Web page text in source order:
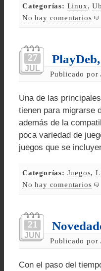
Categorías: Linux,
No hay comentarios
27
JUL
Publicado por
Una de las
tienen para migrarse
además de la
poca variedad de
juegos que se
Categorías: Juegos,
No hay comentarios
21
JUN
Publicado por
Con el paso del